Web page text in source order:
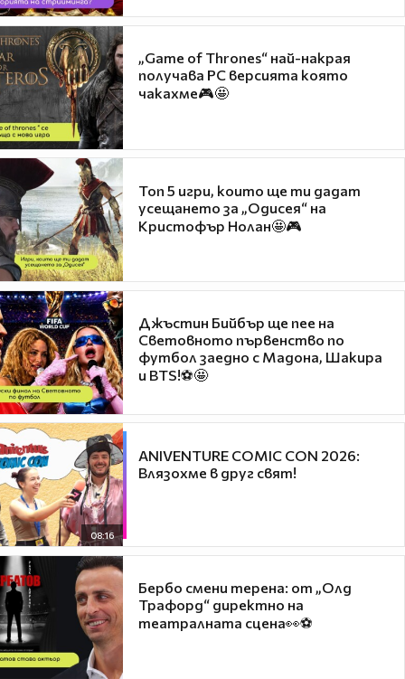
„Game of Thrones“ най-накрая
получава PC версията която
чакахме🎮🤩
Топ 5 игри, които ще ти дадат
усещането за „Одисея“ на
Кристофър Нолан🤩🎮
Джъстин Бийбър ще пее на
Световното първенство по
футбол заедно с Мадона, Шакира
и BTS!⚽🤩
08:16
ANIVENTURE COMIC CON 2026:
Влязохме в друг свят!
Бербо смени терена: от „Олд
Трафорд“ директно на
театралната сцена👀⚽